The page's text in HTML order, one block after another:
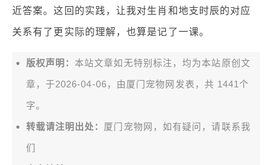
近答案。这回的实践，让我对生肖和地支时辰的对应
关系有了更实际的理解，也算是记了一课。
版权声明： 本站文章如无特别标注，均为本站原创文
章，于2026-04-06，由厦门宠物网 发表，共 1441个
字。
转载请注明出处： 厦门宠物网，如有疑问，请联系我
们